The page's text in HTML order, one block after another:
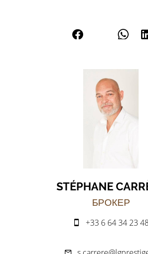
STÉPHANE
БРОКЕР
+33 6 64 34 23